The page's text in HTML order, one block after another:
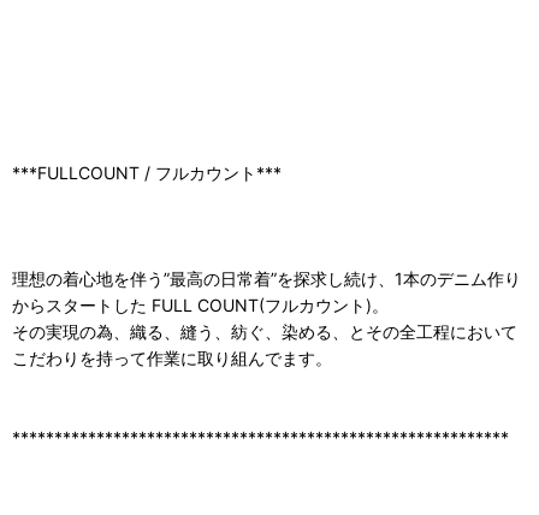
***FULLCOUNT / フルカウント***
理想の着心地を伴う”最高の日常着”を探求し続け、1本のデニム作り
からスタートした FULL COUNT(フルカウント)。
その実現の為、織る、縫う、紡ぐ、染める、とその全工程において
こだわりを持って作業に取り組んでます。
***********************************************************